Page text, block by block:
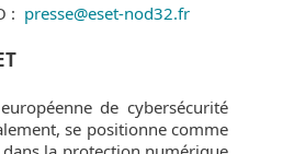
: presse@eset-nod32.fr
de cybersécurité
se positionne comme